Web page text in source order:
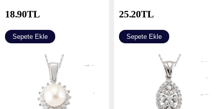
18.90TL
Sepete Ekle
25.20TL
Sepete Ekle